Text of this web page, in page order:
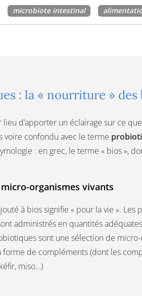
microbiote intestinal
: la « nourriture »
d’apporter un éclairage sur ce
voire confondu avec le terme
: en grec, le terme « bios »,
organismes vivants
à bios signifie « pour la vie ».
administrés en quantités
sont une sélection de
de compléments (dont les
miso…)